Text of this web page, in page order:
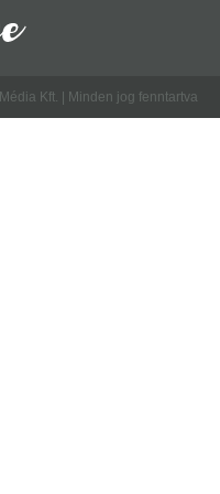
Kft. | Minden jog fenntartva